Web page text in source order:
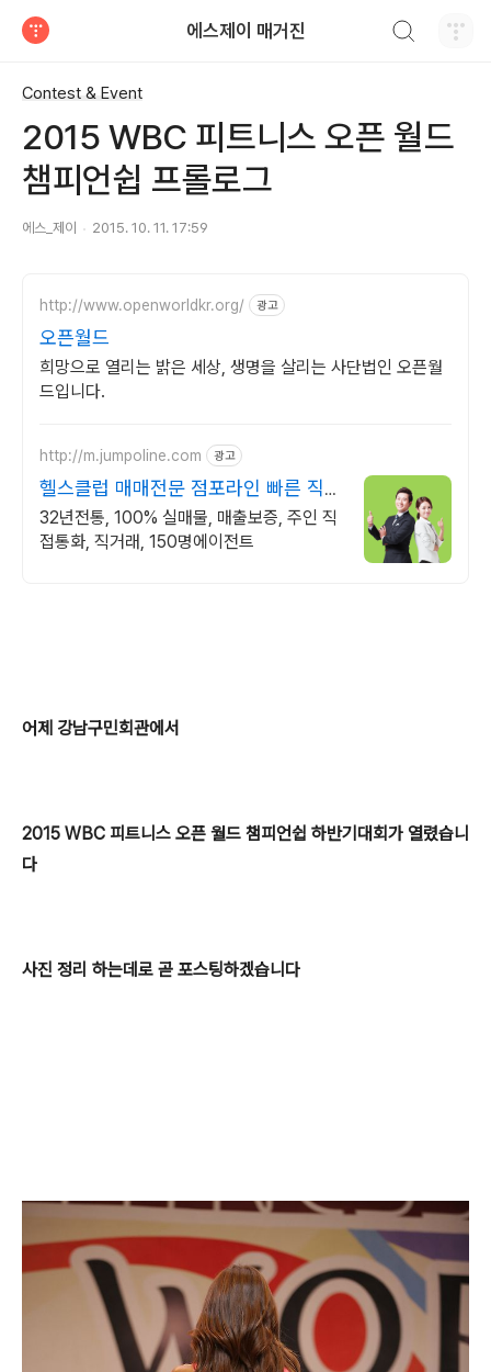
에스제이 매거진
Contest & Event
2015 WBC 피트니스 오픈 월드
챔피언쉽 프롤로그
에스_제이 2015. 10. 11. 17:59
http://www.openworldkr.org/ 광고
오픈월드
희망으로 열리는 밝은 세상, 생명을 살리는 사단법인 오픈월
드입니다.
http://m.jumpoline.com 광고
헬스클럽 매매전문 점포라인 빠른 직거
래 & 안전중개거래
32년전통, 100% 실매물, 매출보증, 주인 직
접통화, 직거래, 150명에이전트
어제 강남구민회관에서
2015 WBC 피트니스 오픈 월드 챔피언쉽 하반기대회가 열렸습니
다
사진 정리 하는데로 곧 포스팅하겠습니다